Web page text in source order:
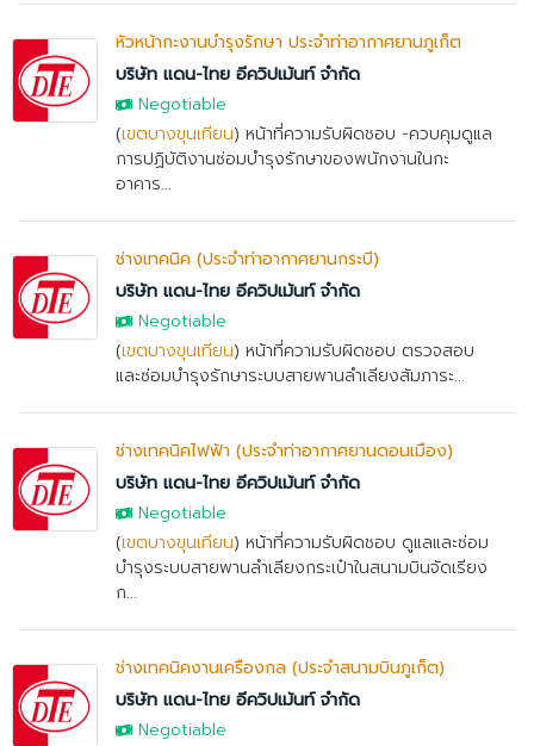
หัวหน้ากะงานบำรุงรักษา ประจำท่าอากาศยานภูเก็ต
บริษัท แดน-ไทย อีควิปเม้นท์ จำกัด
Negotiable
(เขตบางขุนเทียน) หน้าที่ความรับผิดชอบ -ควบคุมดูแล
การปฏิบัติงานซ่อมบำรุงรักษาของพนักงานในกะ
อาคาร...
ช่างเทคนิค (ประจำท่าอากาศยานกระบี่)
บริษัท แดน-ไทย อีควิปเม้นท์ จำกัด
Negotiable
(เขตบางขุนเทียน) หน้าที่ความรับผิดชอบ ตรวจสอบ
และซ่อมบำรุงรักษาระบบสายพานลำเลียงสัมภาระ...
ช่างเทคนิคไฟฟ้า (ประจำท่าอากาศยานดอนเมือง)
บริษัท แดน-ไทย อีควิปเม้นท์ จำกัด
Negotiable
(เขตบางขุนเทียน) หน้าที่ความรับผิดชอบ ดูแลและซ่อม
บำรุงระบบสายพานลำเลียงกระเป๋าในสนามบินจัดเรียง
ก...
ช่างเทคนิคงานเครื่องกล (ประจำสนามบินภูเก็ต)
บริษัท แดน-ไทย อีควิปเม้นท์ จำกัด
Negotiable